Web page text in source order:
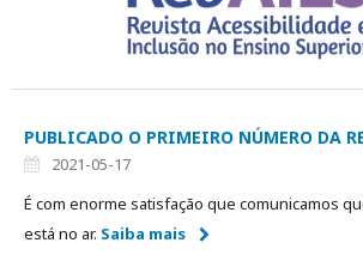
PUBLICADO O PRIMEIRO NÚMERO DA
2021-05-17
É com enorme satisfação que comunicamos
está no ar. Saiba mais